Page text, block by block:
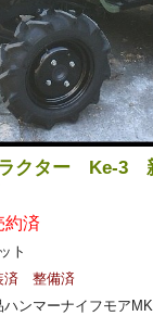
クター Ke-3
約済
ト
済 整備済
ンマーナイフモア